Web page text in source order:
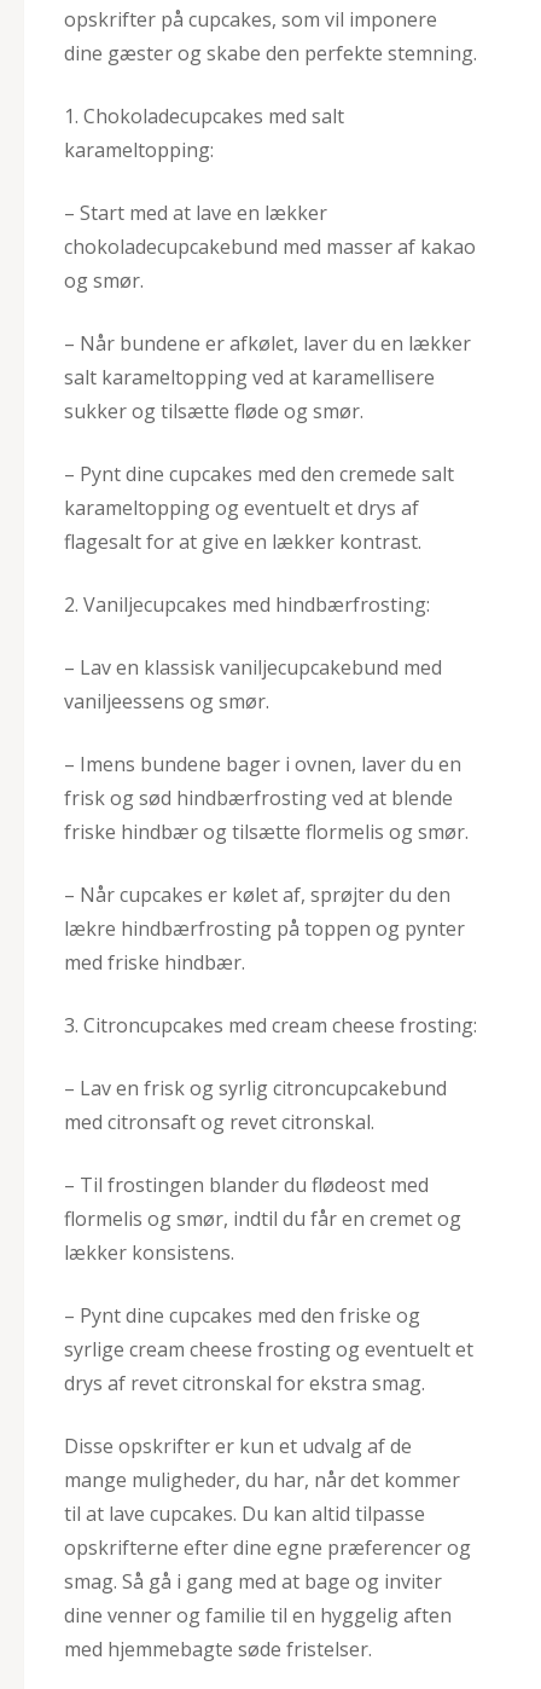
opskrifter på cupcakes, som vil imponere
dine gæster og skabe den perfekte stemning.
1. Chokoladecupcakes med salt
karameltopping:
– Start med at lave en lækker
chokoladecupcakebund med masser af kakao
og smør.
– Når bundene er afkølet, laver du en lækker
salt karameltopping ved at karamellisere
sukker og tilsætte fløde og smør.
– Pynt dine cupcakes med den cremede salt
karameltopping og eventuelt et drys af
flagesalt for at give en lækker kontrast.
2. Vaniljecupcakes med hindbærfrosting:
– Lav en klassisk vaniljecupcakebund med
vaniljeessens og smør.
– Imens bundene bager i ovnen, laver du en
frisk og sød hindbærfrosting ved at blende
friske hindbær og tilsætte flormelis og smør.
– Når cupcakes er kølet af, sprøjter du den
lækre hindbærfrosting på toppen og pynter
med friske hindbær.
3. Citroncupcakes med cream cheese frosting:
– Lav en frisk og syrlig citroncupcakebund
med citronsaft og revet citronskal.
– Til frostingen blander du flødeost med
flormelis og smør, indtil du får en cremet og
lækker konsistens.
– Pynt dine cupcakes med den friske og
syrlige cream cheese frosting og eventuelt et
drys af revet citronskal for ekstra smag.
Disse opskrifter er kun et udvalg af de
mange muligheder, du har, når det kommer
til at lave cupcakes. Du kan altid tilpasse
opskrifterne efter dine egne præferencer og
smag. Så gå i gang med at bage og inviter
dine venner og familie til en hyggelig aften
med hjemmebagte søde fristelser.